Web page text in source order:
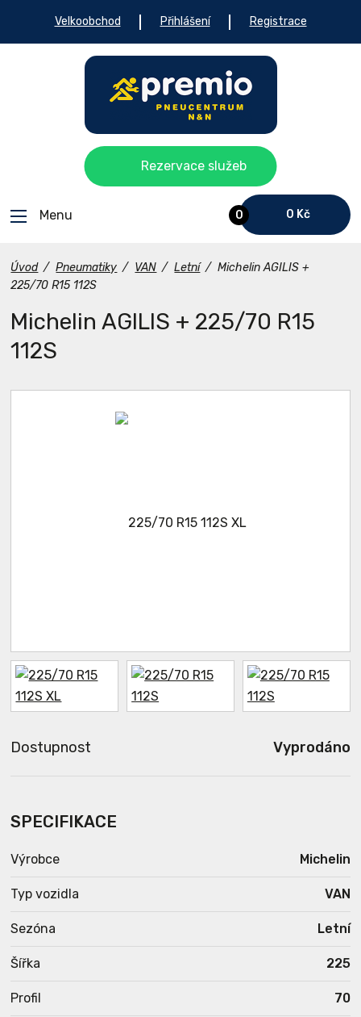
Velkoobchod Přihlášení Registrace
0 0 Kč
Menu
Rezervace služeb
Úvod / Pneumatiky / VAN / Letní / Michelin AGILIS +
225/70 R15 112S
Michelin AGILIS + 225/70 R15
112S
Dostupnost Vyprodáno
SPECIFIKACE
Výrobce Michelin
Typ vozidla VAN
Sezóna Letní
Šířka 225
Profil 70